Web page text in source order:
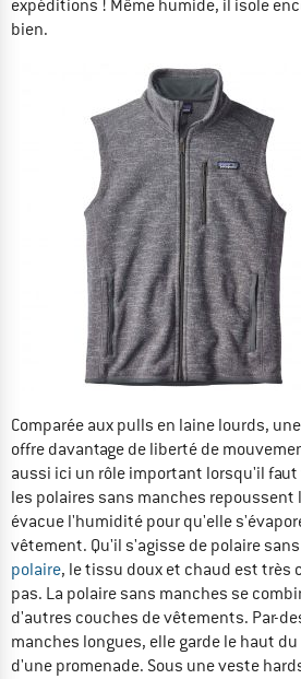
expéditions ! Même humide, il isole
bien.
Comparée aux pulls en laine lourds,
offre davantage de liberté de
aussi ici un rôle important lorsqu'il faut
les polaires sans manches
évacue l'humidité pour qu'elle
vêtement. Qu'il s'agisse de polaire
polaire, le tissu doux et chaud est très
pas. La polaire sans manches se
d'autres couches de vêtements. Par-
manches longues, elle garde le haut
d'une promenade. Sous une veste